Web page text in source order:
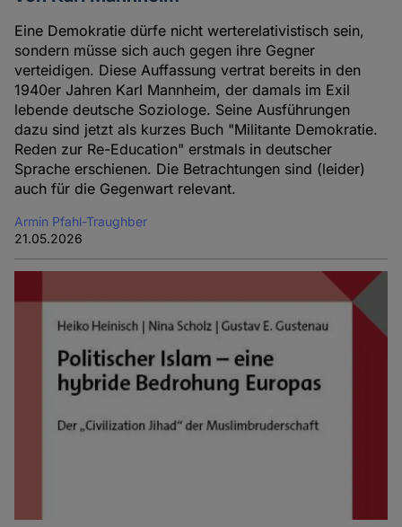
Eine Demokratie dürfe nicht werterelativistisch sein,
sondern müsse sich auch gegen ihre Gegner
verteidigen. Diese Auffassung vertrat bereits in den
1940er Jahren Karl Mannheim, der damals im Exil
lebende deutsche Soziologe. Seine Ausführungen
dazu sind jetzt als kurzes Buch "Militante Demokratie.
Reden zur Re-Education" erstmals in deutscher
Sprache erschienen. Die Betrachtungen sind (leider)
auch für die Gegenwart relevant.
Armin Pfahl-Traughber
21.05.2026